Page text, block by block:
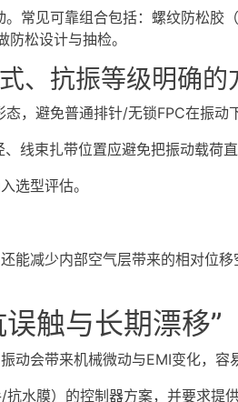
常见可靠组合包括：螺纹防松胶
松设计与抽检。
、抗振等级明确的
，避免普通排针/无锁FPC在振动
线束扎带位置应避免把振动载荷直
选型评估。
能减少内部空气层带来的相对位
触与长期漂移”
动会带来机械微动与EMI变化，容
水膜）的控制器方案，并要求提